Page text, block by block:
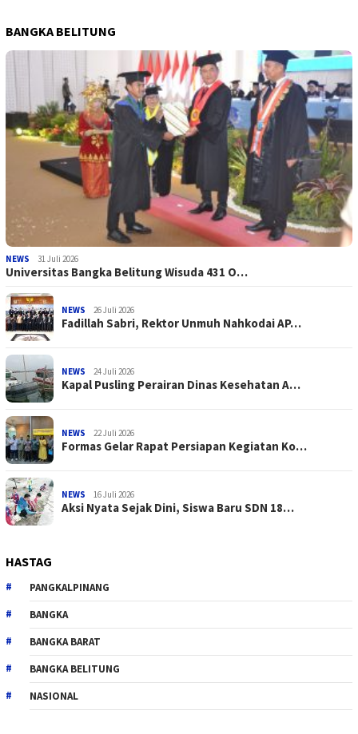
BANGKA BELITUNG
NEWS 31 Juli 2026
Universitas Bangka Belitung Wisuda 431 O…
NEWS 26 Juli 2026
Fadillah Sabri, Rektor Unmuh Nahkodai AP…
NEWS 24 Juli 2026
Kapal Pusling Perairan Dinas Kesehatan A…
NEWS 22 Juli 2026
Formas Gelar Rapat Persiapan Kegiatan Ko…
NEWS 16 Juli 2026
Aksi Nyata Sejak Dini, Siswa Baru SDN 18…
HASTAG
PANGKALPINANG
BANGKA
BANGKA BARAT
BANGKA BELITUNG
NASIONAL